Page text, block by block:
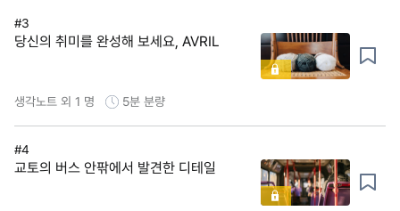
#3
당신의 취미를 완성해 보세요, AVRIL
생각노트 외 1 명 5분 분량
#4
교토의 버스 안팎에서 발견한 디테일